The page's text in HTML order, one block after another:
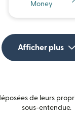
Money
Afficher plus
de leurs
sous-entendue.